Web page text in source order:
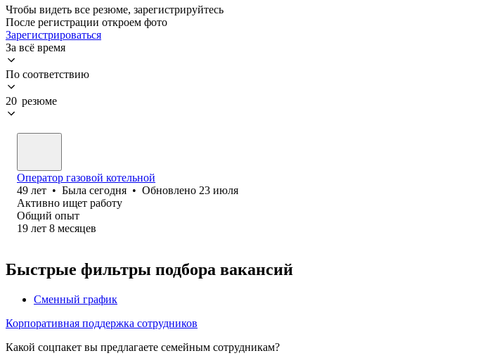
Чтобы видеть все резюме, зарегистрируйтесь
После регистрации откроем фото
Зарегистрироваться
За всё время
По соответствию
20 резюме
Оператор газовой котельной
49 лет • Была сегодня • Обновлено 23 июля
Активно ищет работу
Общий опыт
19 лет 8 месяцев
Быстрые фильтры подбора вакансий
Сменный график
Корпоративная поддержка сотрудников
Какой соцпакет вы предлагаете семейным сотрудникам?